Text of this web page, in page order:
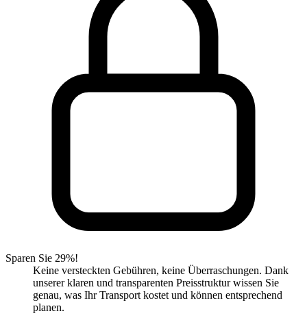
Sparen Sie 29%!
Keine versteckten Gebühren, keine Überraschungen. Dank
unserer klaren und transparenten Preisstruktur wissen Sie
genau, was Ihr Transport kostet und können entsprechend
planen.